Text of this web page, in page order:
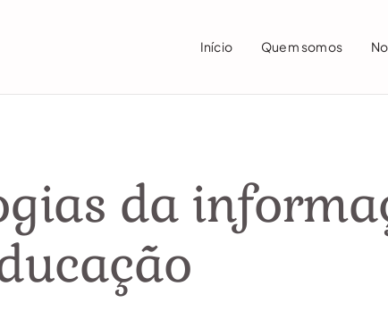
Início Quem somos
da